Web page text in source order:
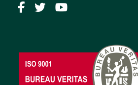
Facebook
TwitterYouTube